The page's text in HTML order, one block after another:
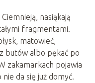
Ciemnieją, nasiąkają
fragmentami.
matowieć,
butów albo pękać po
zakamarkach pojawia
da się już domyć.